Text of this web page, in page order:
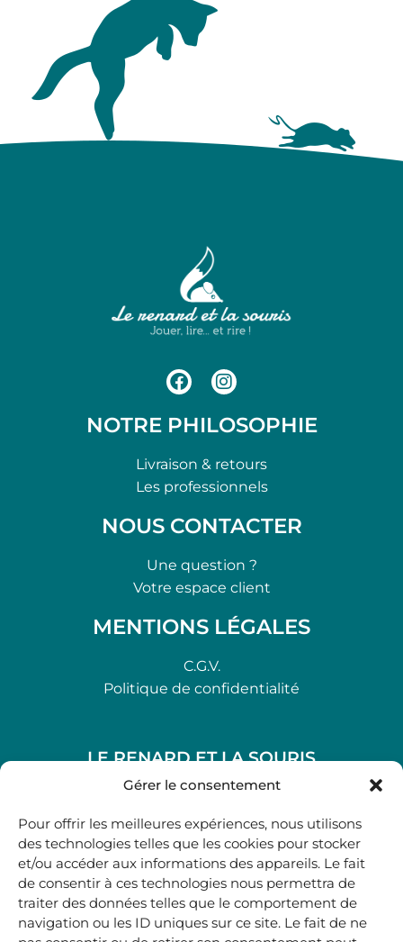
Gérer le consentement
Pour offrir les meilleures expériences, nous utilisons
des technologies telles que les cookies pour stocker
et/ou accéder aux informations des appareils. Le fait
de consentir à ces technologies nous permettra de
traiter des données telles que le comportement de
navigation ou les ID uniques sur ce site. Le fait de ne
NOTRE PHILOSOPHIE
Livraison & retours
Les professionnels
NOUS CONTACTER
Une question ?
Votre espace client
MENTIONS LÉGALES
C.G.V.
Politique de confidentialité
LE RENARD ET LA SOURIS
48, rue Maubec 33210 LANGON
05 40 41 37 18
.
MARDI AU SAMEDI
10H00-12H45 | 14H00 -19H00